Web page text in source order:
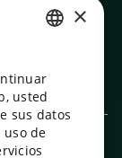
ENGLISH
UKRAINIAN
PORTUGUESE
×
usted
sus datos
de